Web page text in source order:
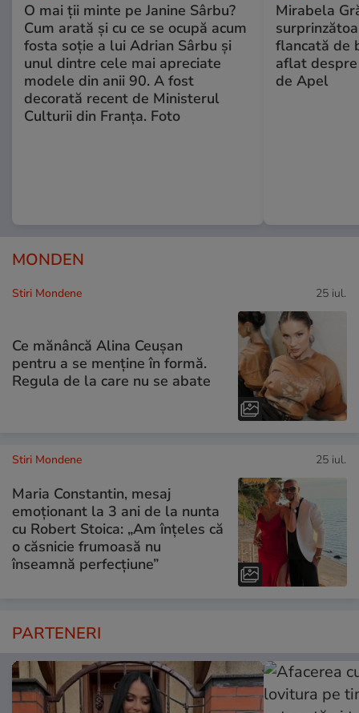
O mai ții minte pe Janine Sârbu?
Cum arată și cu ce se ocupă acum
fosta soție a lui Adrian Sârbu și
unul dintre cele mai apreciate
modele din anii 90. A fost
decorată recent de Ministerul
Culturii din Franța. Foto
Mirabela
flancată de
aflat
de Apel
MONDEN
Stiri Mondene 25 iul.
Ce mănâncă Alina Ceușan
pentru a se menține în formă.
Regula de la care nu se abate
Stiri Mondene 25 iul.
Maria Constantin, mesaj
emoționant la 3 ani de la nunta
cu Robert Stoica: „Am înțeles că
o căsnicie frumoasă nu
înseamnă perfecțiune”
PARTENERI